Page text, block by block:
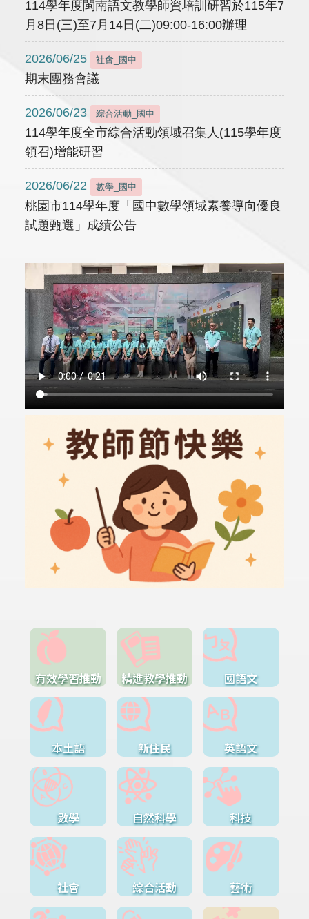
114學年度閩南語文教學師資培訓研習於115年7
月8日(三)至7月14日(二)09:00-16:00辦理
2026/06/25 社會_國中
期末團務會議
2026/06/23 綜合活動_國中
114學年度全市綜合活動領域召集人(115學年度
領召)增能研習
2026/06/22 數學_國中
桃園市114學年度「國中數學領域素養導向優良
試題甄選」成績公告
有效學習推動 精進教學推動 國語文
本土語 新住民 英語文
數學 自然科學 科技
社會 綜合活動 藝術